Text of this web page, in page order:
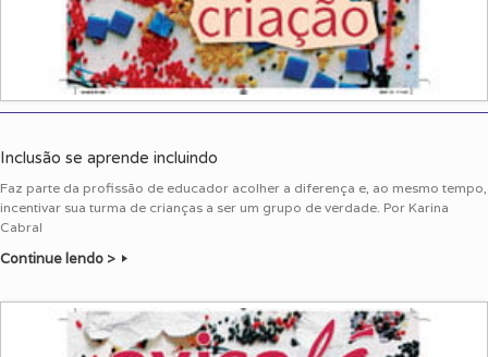
Inclusão se aprende incluindo
Faz parte da profissão de educador acolher a diferença e, ao mesmo tempo,
incentivar sua turma de crianças a ser um grupo de verdade. Por Karina
Cabral
Continue lendo >